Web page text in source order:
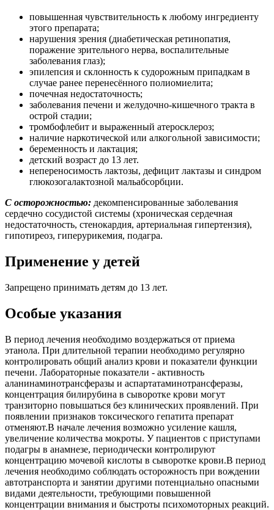
повышенная чувствительность к любому ингредиенту
этого препарата;
нарушения зрения (диабетическая ретинопатия,
поражение зрительного нерва, воспалительные
заболевания глаз);
эпилепсия и склонность к судорожным припадкам в
случае ранее перенесённого полиомиелита;
почечная недостаточность;
заболевания печени и желудочно-кишечного тракта в
острой стадии;
тромбофлебит и выраженный атеросклероз;
наличие наркотической или алкогольной зависимости;
беременность и лактация;
детский возраст до 13 лет.
непереносимость лактозы, дефицит лактазы и синдром
глюкозогалактозной мальабсорбции.
С осторожностью: декомпенсированные заболевания
сердечно сосудистой системы (хроническая сердечная
недостаточность, стенокардия, артериальная гипертензия),
гипотиреоз, гиперурикемия, подагра.
Применение у детей
Запрещено принимать детям до 13 лет.
Особые указания
В период лечения необходимо воздержаться от приема
этанола. При длительной терапии необходимо регулярно
контролировать общий анализ крови и показатели функции
печени. Лабораторные показатели - активность
аланинаминотрансферазы и аспартатаминотрансферазы,
концентрация билирубина в сыворотке крови могут
транзиторно повышаться без клинических проявлений. При
появлении признаков токсического гепатита препарат
отменяют.В начале лечения возможно усиление кашля,
увеличение количества мокроты. У пациентов с приступами
подагры в анамнезе, периодически контролируют
концентрацию мочевой кислоты в сыворотке крови.В период
лечения необходимо соблюдать осторожность при вождении
автотранспорта и занятии другими потенциально опасными
видами деятельности, требующими повышенной
концентрации внимания и быстроты психомоторных реакций.